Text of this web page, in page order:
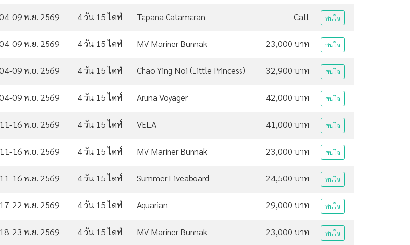
04-09 พ.ย. 2569 4 วัน 15 ไดฟ์ Tapana Catamaran Call สนใจ
04-09 พ.ย. 2569 4 วัน 15 ไดฟ์ MV Mariner Bunnak 23,000 บาท สนใจ
04-09 พ.ย. 2569 4 วัน 15 ไดฟ์ Chao Ying Noi (Little Princess) 32,900 บาท สนใจ
04-09 พ.ย. 2569 4 วัน 15 ไดฟ์ Aruna Voyager 42,000 บาท สนใจ
11-16 พ.ย. 2569 4 วัน 15 ไดฟ์ VELA 41,000 บาท สนใจ
11-16 พ.ย. 2569 4 วัน 15 ไดฟ์ MV Mariner Bunnak 23,000 บาท สนใจ
11-16 พ.ย. 2569 4 วัน 15 ไดฟ์ Summer Liveaboard 24,500 บาท สนใจ
17-22 พ.ย. 2569 4 วัน 15 ไดฟ์ Aquarian 29,000 บาท สนใจ
18-23 พ.ย. 2569 4 วัน 15 ไดฟ์ MV Mariner Bunnak 23,000 บาท สนใจ